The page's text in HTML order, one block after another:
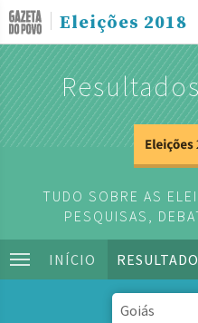
Eleições 2018
TUDO SOBRE AS
PESQUISAS,
INÍCIO